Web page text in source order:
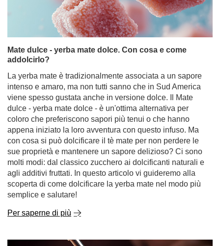
La yerba mate è tradizionalmente associata a un sapore
intenso e amaro, ma non tutti sanno che in Sud America
dulce - yerba mate dolce - è un'ottima alternativa per
coloro che preferiscono sapori più tenui o che hanno
appena iniziato la loro avventura con questo infuso. Ma
con cosa si può dolcificare il tè mate per non perdere le
sue proprietà e mantenere un sapore delizioso? Ci sono
molti modi: dal classico zucchero ai dolcificanti naturali e
agli additivi fruttati. In questo articolo vi guideremo alla
scoperta di come dolcificare la yerba mate nel modo più
semplice e salutare!
Per saperne di più